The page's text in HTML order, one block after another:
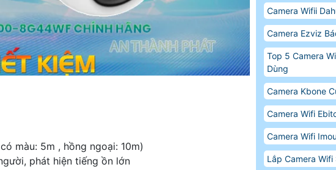
màu: 5m , hồng ngoại: 10m)
phát hiện tiếng ồn lớn
Camera Wifii
Camera Ezviz
Top 5 Camera
Dùng
Camera Kbone
Camera Wifi
Camera Wifi
Lắp Camera